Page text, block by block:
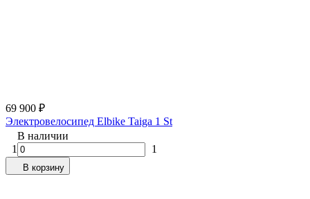
69 900 ₽
Электровелосипед Elbike Taiga 1 St
В наличии
1
1
В корзину